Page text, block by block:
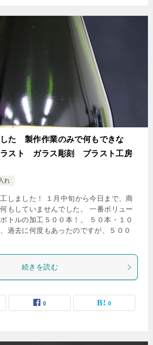
た 製作作業のみで何もできな
スト ガラス彫刻 ブラスト工房
れ
しました！ １月中旬から今日まで、商
もしていませんでした。 一番ボリュー
トルの加工５００本！。 ５０本・１０
過去に何度もあったのですが、５００
続きを読む
0 0